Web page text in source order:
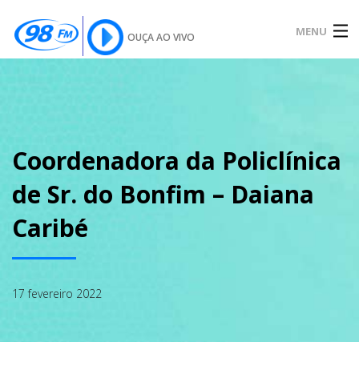
OUÇA AO VIVO MENU
SOBRE
Coordenadora da Policlínica
de Sr. do Bonfim – Daiana
Caribé
17 fevereiro 2022